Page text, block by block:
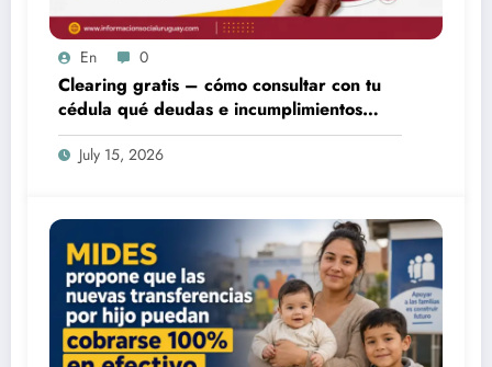
En 0
Clearing gratis – cómo consultar con tu
cédula qué deudas e incumplimientos
tenés
July 15, 2026